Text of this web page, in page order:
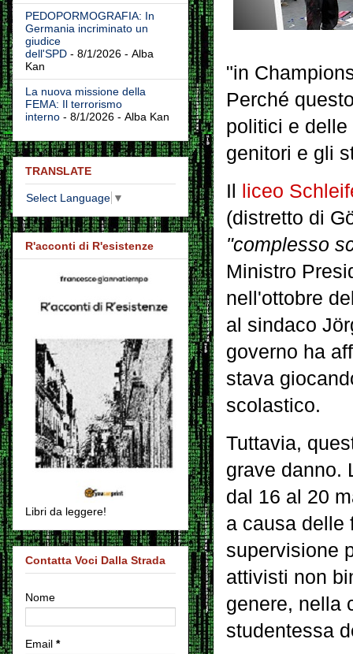
"in
Perché
politici e
genitori e gli
Il liceo
(distretto di
"complesso
Ministro
nell'ottobre
al sindaco
governo ha
stava
scolastico.
Tuttavia,
grave danno.
dal 16 al 20
a causa delle
supervisione
attivisti non
genere, nella
studentessa
PEDOPORMOGRAFIA: In
Germania incriminato un
giudice
dell'SPD - 8/1/2026 - Alba
Kan
La nuova missione della
FEMA: Il terrorismo
interno - 8/1/2026 - Alba Kan
TRANSLATE
Select Language ▼
R'acconti di R'esistenze
Libri da leggere!
Contatta Voci Dalla Strada
Nome
Email *